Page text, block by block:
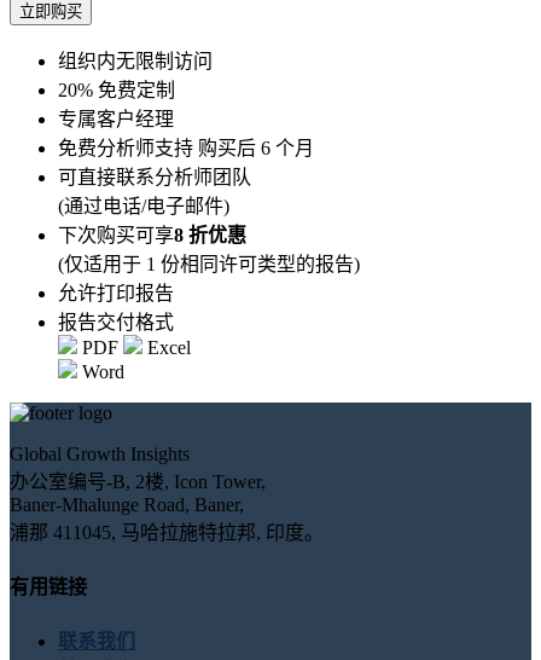
立即购买
组织内无限制访问
20% 免费定制
专属客户经理
免费分析师支持 购买后 6 个月
可直接联系分析师团队
(通过电话/电子邮件)
下次购买可享8 折优惠
(仅适用于 1 份相同许可类型的报告)
允许打印报告
报告交付格式
PDF
Excel
Word
Global Growth Insights
办公室编号-B, 2楼, Icon Tower,
Baner-Mhalunge Road, Baner,
浦那 411045, 马哈拉施特拉邦, 印度。
有用链接
联系我们